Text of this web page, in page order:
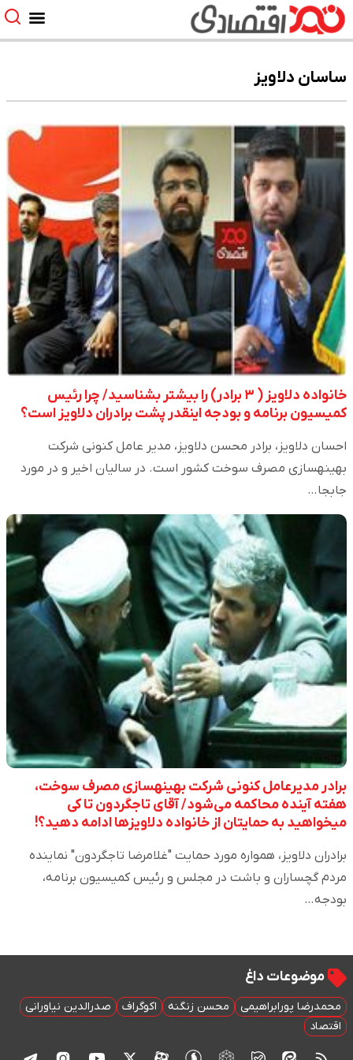
ساسان دلاویز
خانواده دلاویز ( ۳ برادر) را بیشتر بشناسید/ چرا رئیس
کمیسیون برنامه و بودجه اینقدر پشت برادران دلاویز است؟
احسان دلاویز، برادر محسن دلاویز، مدیر عامل کنونی شرکت
بهینه‎سازی مصرف سوخت کشور است. در سالیان اخیر و در مورد
جابجا…
برادر مدیرعامل کنونی شرکت بهینه‎سازی مصرف سوخت،
هفته آینده محاکمه می‌شود/ آقای تاجگردون تا کی
میخواهید به حمایتان از خانواده دلاویزها ادامه دهید؟!
برادران دلاویز، همواره مورد حمایت "غلامرضا تاجگردون" نماینده
مردم گچساران و باشت در مجلس و رئیس کمیسیون برنامه،
بودجه…
موضوعات داغ
محمدرضا پورابراهیمی محسن زنگنه اکوگراف
صدرالدین نیاورانی
اقتصاد